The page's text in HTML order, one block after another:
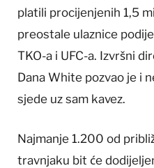
platili procijenjenih 1,5
preostale ulaznice
TKO-a i UFC-a. Izvršni
Dana White pozvao je i
sjede uz sam kavez.
Najmanje 1.200 od
travnjaku bit će